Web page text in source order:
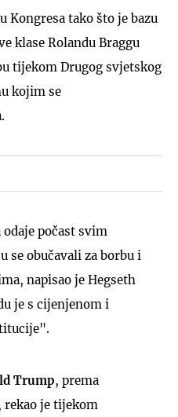
Kongresa tako što je bazu
klase Rolandu Braggu
tijekom Drugog svjetskog
kojim se
počast svim
se obučavali za borbu i
napisao je Hegseth
je s cijenjenom i
Trump, prema
je tijekom